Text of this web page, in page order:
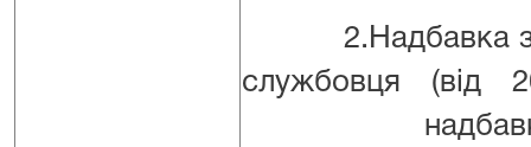
2.Надбавка за
службовця (від
надбавка за